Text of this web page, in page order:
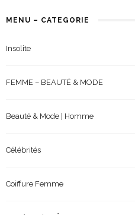
MENU – CATEGORIE
Insolite
FEMME – BEAUTÉ & MODE
Beauté & Mode | Homme
Célébrités
Coiffure Femme